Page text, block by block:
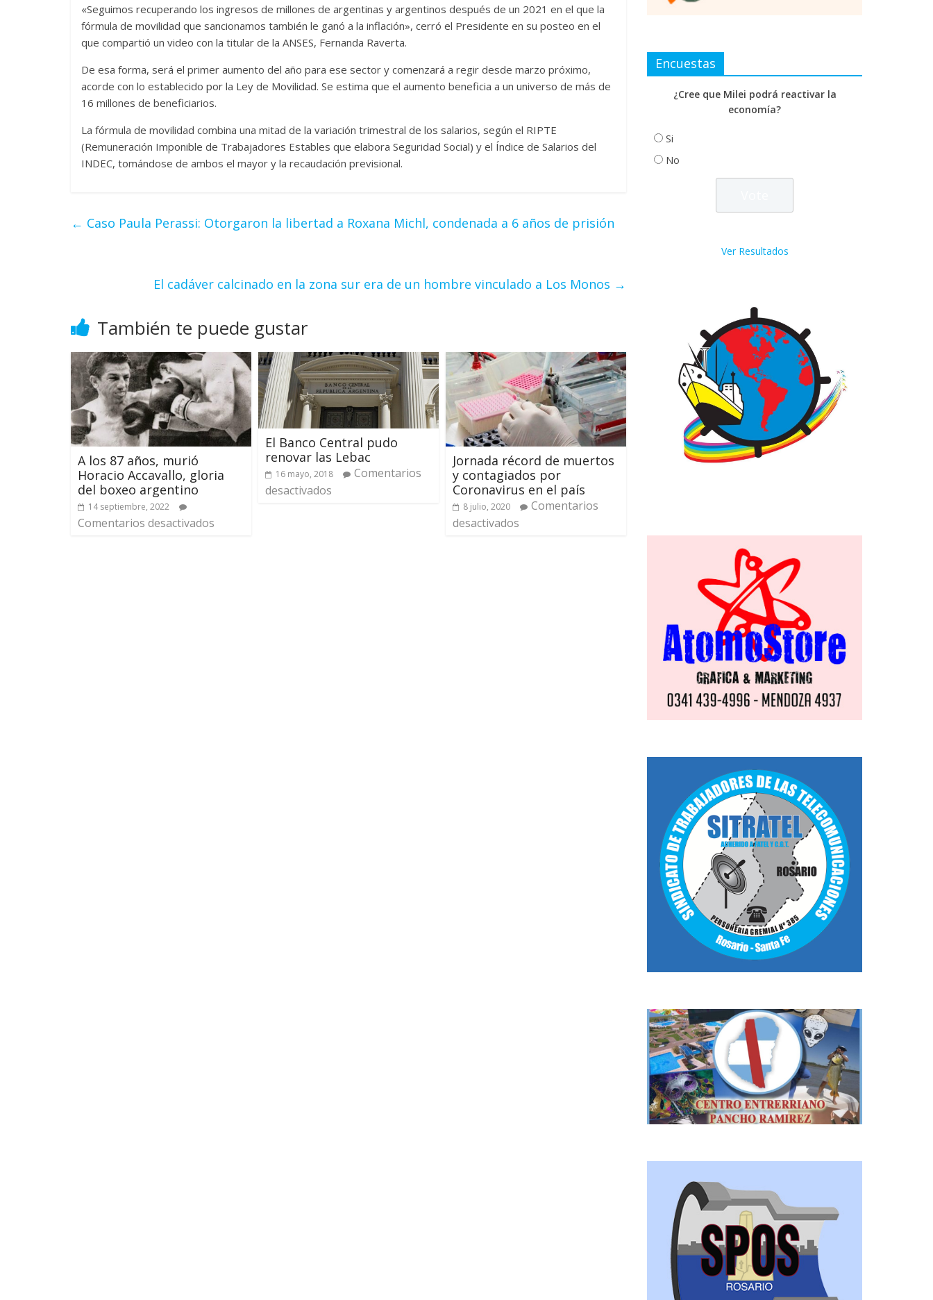
«Seguimos recuperando los ingresos de millones de argentinas y argentinos después de un 2021 en el que la
fórmula de movilidad que sancionamos también le ganó a la inflación», cerró el Presidente en su posteo en el
que compartió un video con la titular de la ANSES, Fernanda Raverta.
De esa forma, será el primer aumento del año para ese sector y comenzará a regir desde marzo próximo,
acorde con lo establecido por la Ley de Movilidad. Se estima que el aumento beneficia a un universo de más de
16 millones de beneficiarios.
La fórmula de movilidad combina una mitad de la variación trimestral de los salarios, según el RIPTE
(Remuneración Imponible de Trabajadores Estables que elabora Seguridad Social) y el Índice de Salarios del
INDEC, tomándose de ambos el mayor y la recaudación previsional.
← Caso Paula Perassi: Otorgaron la libertad a Roxana Michl, condenada a 6 años de prisión
El cadáver calcinado en la zona sur era de un hombre vinculado a Los Monos →
También te puede gustar
A los 87 años, murió
Horacio Accavallo, gloria
del boxeo argentino
14 septiembre, 2022
Comentarios desactivados
El Banco Central pudo
renovar las Lebac
16 mayo, 2018
Comentarios
desactivados
Jornada récord de muertos
y contagiados por
Coronavirus en el país
8 julio, 2020
Comentarios
desactivados
Encuestas
¿Cree que Milei podrá reactivar la
economía?
Si
No
Ver Resultados